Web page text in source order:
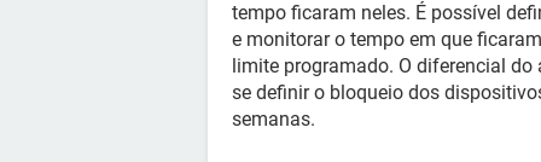
tempo ficaram neles. É possível
e monitorar o tempo em que
limite programado. O diferencial do
se definir o bloqueio dos
semanas.